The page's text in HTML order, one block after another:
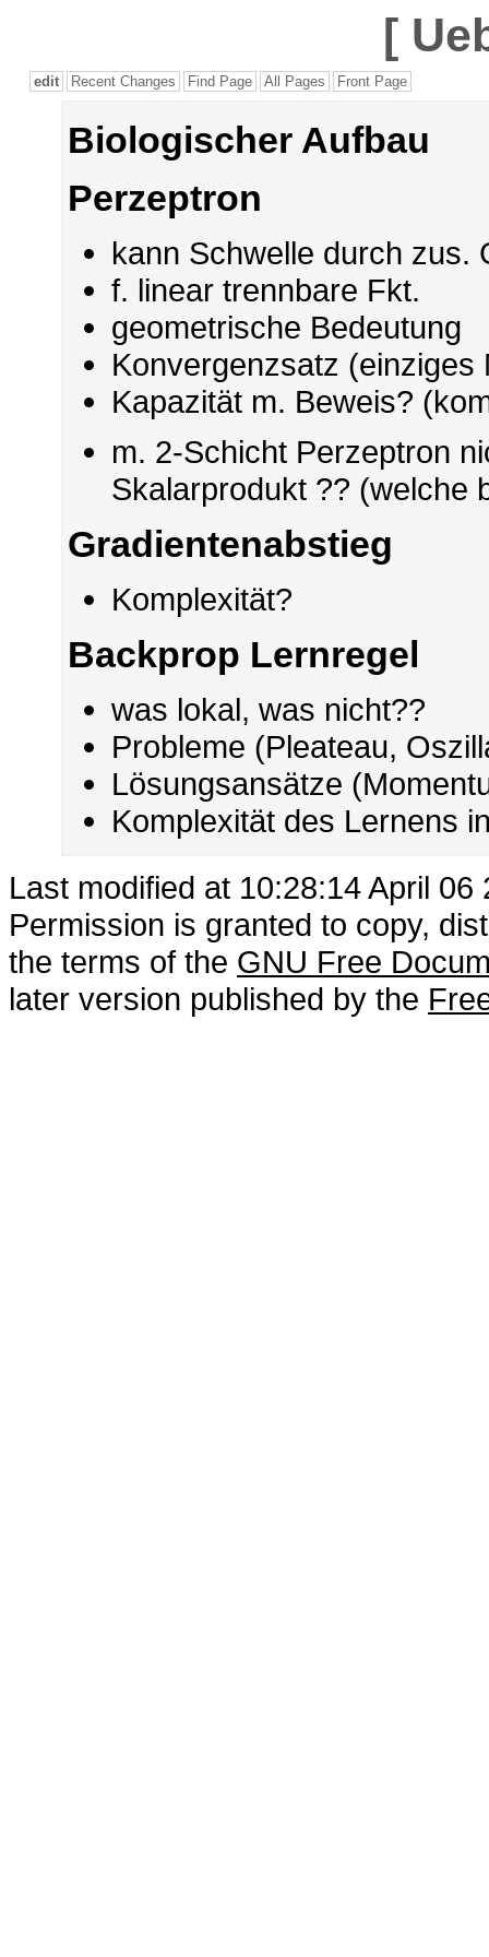
[
edit Recent Changes Find Page All Pages Front Page
Biologischer Aufbau
Perzeptron
kann Schwelle durch zus.
f. linear trennbare Fkt.
geometrische Bedeutung
Konvergenzsatz (einziges
Kapazität m. Beweis?
m. 2-Schicht Perzeptron
Skalarprodukt ?? (welche
Gradientenabstieg
Komplexität?
Backprop Lernregel
was lokal, was nicht??
Probleme (Pleateau,
Lösungsansätze
Komplexität des Lernens
Last modified at 10:28:14 April 06
Permission is granted to copy,
the terms of the GNU Free
later version published by the